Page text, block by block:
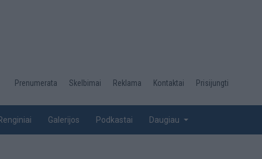
Desktop
top
Prenumerata Skelbimai Reklama Kontaktai Prisijungti
Galerijos Podkastai Daugiau